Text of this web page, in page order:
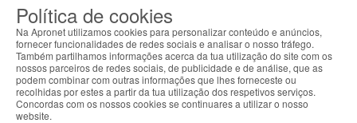
Refrigeração
Memórias
Dimm
Memórias
Dimm
Política de cookies
Na Apronet utilizamos cookies para personalizar conteúdo e anúncios,
fornecer funcionalidades de redes sociais e analisar o nosso tráfego.
Também partilhamos informações acerca da tua utilização do site com os
nossos parceiros de redes sociais, de publicidade e de análise, que as
podem combinar com outras informações que lhes forneceste ou
recolhidas por estes a partir da tua utilização dos respetivos serviços.
Concordas com os nossos cookies se continuares a utilizar o nosso
website.